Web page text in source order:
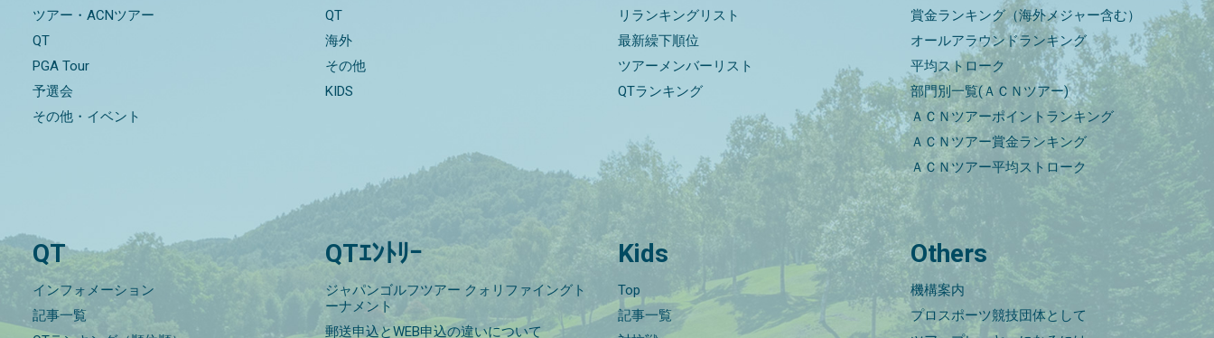
ツアー・ACNツアー
QT
PGA Tour
予選会
その他・イベント
QT
海外
その他
KIDS
リランキングリスト
最新繰下順位
ツアーメンバーリスト
QTランキング
賞金ランキング（海外メジャー含む）
オールアラウンドランキング
平均ストローク
部門別一覧(ＡＣＮツアー)
ＡＣＮツアーポイントランキング
ＡＣＮツアー賞金ランキング
ＡＣＮツアー平均ストローク
QT
インフォメーション
記事一覧
QTｴﾝﾄﾘｰ
ジャパンゴルフツアー クォリファイングト
ーナメント
郵送申込とWEB申込の違いについて
Kids
Top
記事一覧
Others
機構案内
プロスポーツ競技団体として